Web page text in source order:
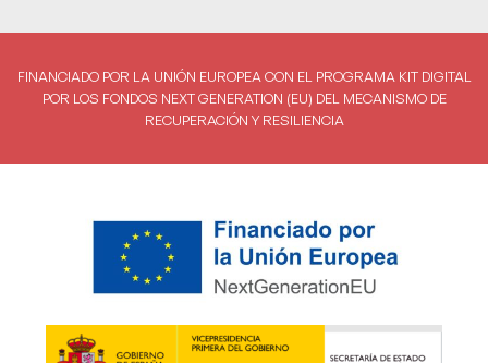
FINANCIADO POR LA UNIÓN EUROPEA CON EL PROGRAMA KIT DIGITAL
POR LOS FONDOS NEXT GENERATION (EU) DEL MECANISMO DE
RECUPERACIÓN Y RESILIENCIA